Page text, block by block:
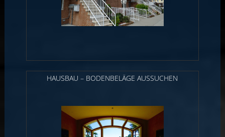
HAUSBAU – BODENBELÄGE AUSSUCHEN